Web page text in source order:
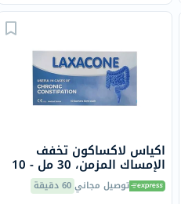
اكياس لاكساكون تخفف
الإمساك المزمن، 30 مل - 10
قطع توصيل مجاني60 دقيقة